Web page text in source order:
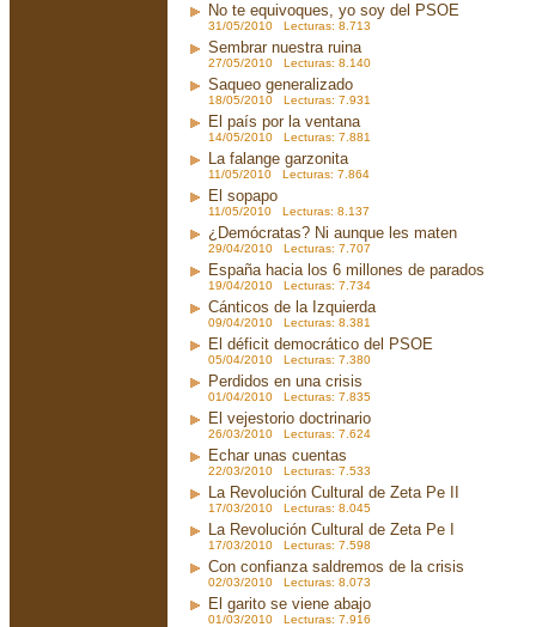
No te equivoques, yo soy del PSOE
31/05/2010 Lecturas: 8.713
Sembrar nuestra ruina
27/05/2010 Lecturas: 8.140
Saqueo generalizado
18/05/2010 Lecturas: 7.931
El país por la ventana
14/05/2010 Lecturas: 7.881
La falange garzonita
11/05/2010 Lecturas: 7.864
El sopapo
11/05/2010 Lecturas: 8.137
¿Demócratas? Ni aunque les maten
29/04/2010 Lecturas: 7.707
España hacia los 6 millones de parados
19/04/2010 Lecturas: 7.734
Cánticos de la Izquierda
09/04/2010 Lecturas: 8.381
El déficit democrático del PSOE
05/04/2010 Lecturas: 7.380
Perdidos en una crisis
01/04/2010 Lecturas: 7.835
El vejestorio doctrinario
26/03/2010 Lecturas: 7.624
Echar unas cuentas
22/03/2010 Lecturas: 7.533
La Revolución Cultural de Zeta Pe II
17/03/2010 Lecturas: 8.045
La Revolución Cultural de Zeta Pe I
17/03/2010 Lecturas: 7.598
Con confianza saldremos de la crisis
02/03/2010 Lecturas: 8.073
El garito se viene abajo
01/03/2010 Lecturas: 7.916